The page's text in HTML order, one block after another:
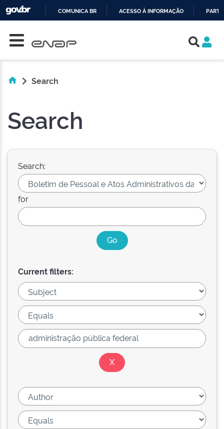
COMUNICA BR ACESSO À INFORMAÇÃO
Search
Search
Search:
for
Current filters: